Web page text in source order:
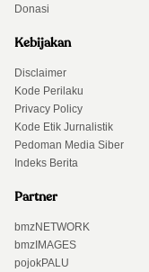
Donasi
Kebijakan
Disclaimer
Kode Perilaku
Privacy Policy
Kode Etik Jurnalistik
Pedoman Media Siber
Indeks Berita
Partner
bmzNETWORK
bmzIMAGES
pojokPALU